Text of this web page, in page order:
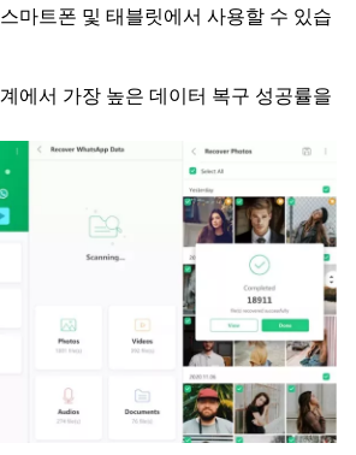
마트폰 및 태블릿에서 사용할 수 있습
에서 가장 높은 데이터 복구 성공률을